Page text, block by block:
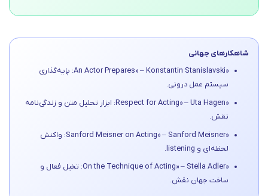
شاهکارهای جهانی
«An Actor Prepares» – Konstantin Stanislavski: پایه‌گذاری
سیستم عمل درونی.
«Respect for Acting» – Uta Hagen: ابزار تحلیل متن و زندگی‌نامه
نقش.
«Sanford Meisner on Acting» – Sanford Meisner: واکنش
لحظه‌ای و listening.
«On the Technique of Acting» – Stella Adler: تخیل فعال و
ساخت جهان نقش.